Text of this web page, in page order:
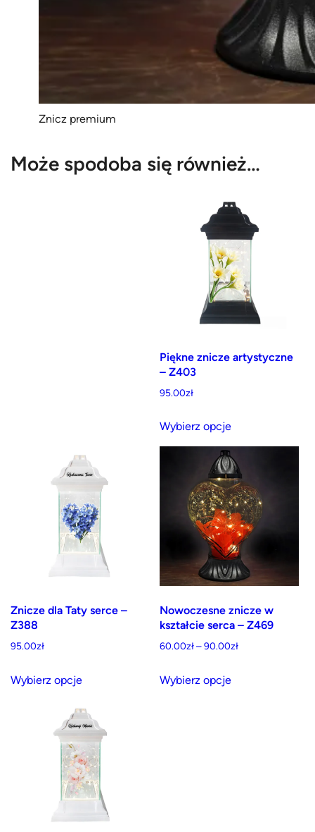
Znicz premium
Może spodoba się również…
Piękne znicze artystyczne
– Z403
95.00zł
Wybierz opcje
wiele
wariantów.
Opcje
można
wybrać
na
stronie
produktu
Znicze dla Taty serce –
Z388
95.00zł
Wybierz opcje
ma
wiele
wariantów.
Opcje
można
wybrać
na
Nowoczesne znicze w
kształcie serca – Z469
60.00zł – 90.00złZakres
Wybierz opcje